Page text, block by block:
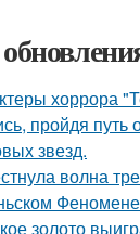
хоррора
пройдя путь
звезд.
волна
золото